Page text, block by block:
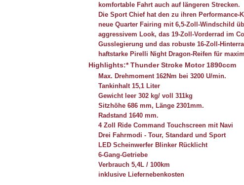
komfortable Fahrt auch auf längeren Strecken.
Die Sport Chief hat den zu ihren Performance-
neue Quarter Fairing mit 6,5-Zoll-Windschild
aggressivem Look, das 19-Zoll-Vorderrad im
Gusslegierung und das robuste 16-Zoll-
haftstarke Pirelli Night Dragon-Reifen für
Highlights:*Thunder Stroke Motor 1890ccm
Max. Drehmoment 162Nm bei 3200 U/min.
Tankinhalt 15,1 Liter
Gewicht leer 302 kg/ voll 311kg
Sitzhöhe 686 mm, Länge 2301mm.
Radstand 1640 mm.
4 Zoll Ride Command Touchscreen mit Navi
Drei Fahrmodi - Tour, Standard und Sport
LED Scheinwerfer Blinker Rücklicht
6-Gang-Getriebe
Verbrauch 5,4L / 100km
inklusive Liefernebenkosten